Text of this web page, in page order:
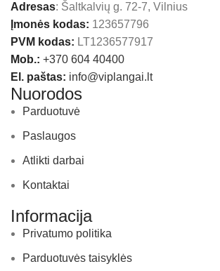
Adresas: Šaltkalvių g. 72-7, Vilnius
Įmonės kodas: 123657796
PVM kodas: LT1236577917
Mob.: +370 604 40400
El. paštas: info@viplangai.lt
Nuorodos
Parduotuvė
Paslaugos
Atlikti darbai
Kontaktai
Informacija
Privatumo politika
Parduotuvės taisyklės